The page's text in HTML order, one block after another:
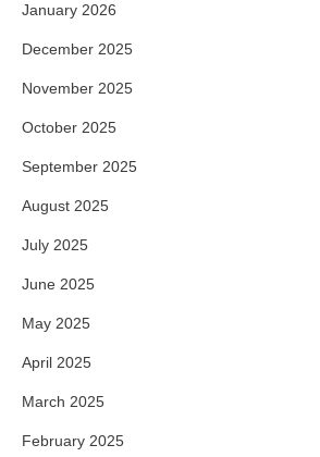
January 2026
December 2025
November 2025
October 2025
September 2025
August 2025
July 2025
June 2025
May 2025
April 2025
March 2025
February 2025